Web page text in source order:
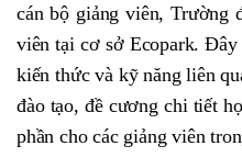
cán bộ giảng viên, Trường
viên tại cơ sở Ecopark. Đây
kiến thức và kỹ năng liên
đào tạo, đề cương chi tiết
phần cho các giảng viên